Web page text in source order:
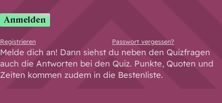
Anmelden
Registrieren Passwort vergessen?
Melde dich an! Dann siehst du neben den Quizfragen
auch die Antworten bei den Quiz. Punkte, Quoten und
Zeiten kommen zudem in die Bestenliste.